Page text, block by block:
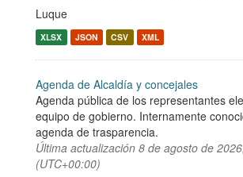
Luque
XLSX JSON CSV XML
Agenda de Alcaldía y concejales
Agenda pública de los representantes
equipo de gobierno. Internamente
agenda de trasparencia.
Última actualización 8 de agosto de
(UTC+00:00)